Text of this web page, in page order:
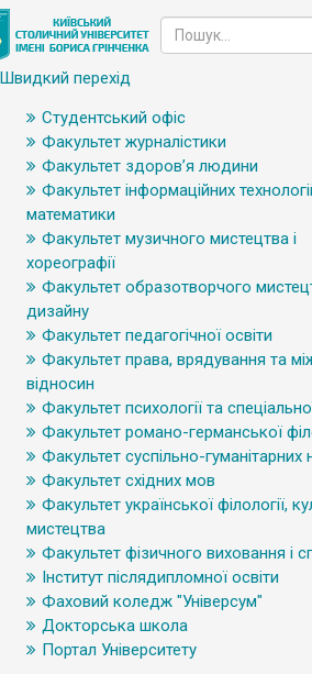
Швидкий перехід
Студентський офіс
Факультет журналістики
Факультет здоров’я людини
Факультет інформаційних
математики
Факультет музичного мистецтва і
хореографії
Факультет образотворчого
дизайну
Факультет педагогічної освіти
Факультет права, врядування та
відносин
Факультет психології та
Факультет романо-германської
Факультет суспільно-гуманітарних
Факультет східних мов
Факультет української філології,
мистецтва
Факультет фізичного виховання і
Інститут післядипломної освіти
Фаховий коледж "Універсум"
Докторська школа
Портал Університету